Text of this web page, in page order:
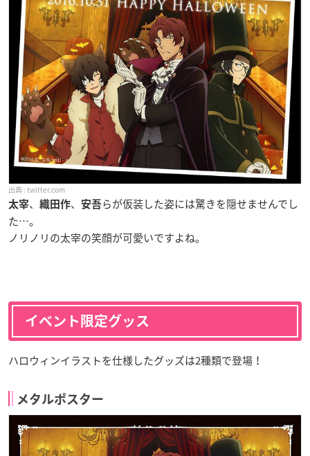
twitter.com
太宰、 織田作、 安吾らが仮装した姿には驚きを隠せませんでし
た…。
ノリノリの太宰の笑顔が可愛いですよね。
イベント限定グッス
ハロウィンイラストを仕様したグッズは2種類で登場！
メタルポスター